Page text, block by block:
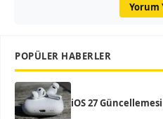
Yorum
POPÜLER HABERLER
iOS 27